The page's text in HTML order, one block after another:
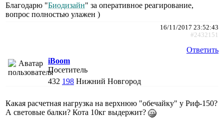
Благодарю "Биодизайн" за оперативное реагирование,
вопрос полностью улажен )
16/11/2017 23:52:43
#2432151
Ответить
iBoom
Посетитель
432 198 Нижний Новгород
Какая расчетная нагрузка на верхнюю "обечайку" у Риф-150?
А световые балки? Кота 10кг выдержит?